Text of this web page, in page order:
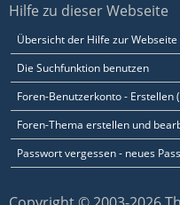
Hilfe zu dieser Webseite
Übersicht der Hilfe zur Webseite
Die Suchfunktion benutzen
Foren-Benutzerkonto - Erstellen
Foren-Thema erstellen und
Passwort vergessen - neues